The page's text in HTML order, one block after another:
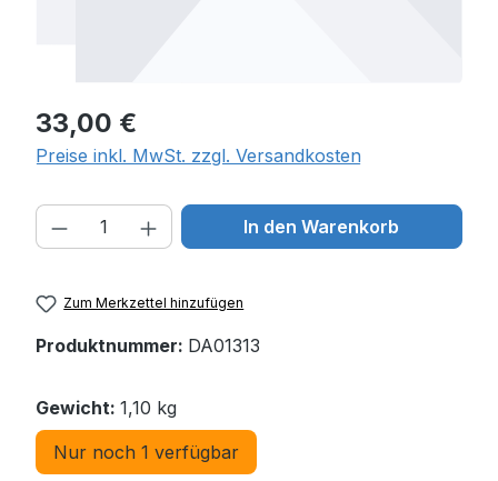
Regulärer Preis:
33,00 €
Preise inkl. MwSt. zzgl. Versandkosten
Produkt Anzahl: Gib den
In den Warenkorb
Zum Merkzettel hinzufügen
Produktnummer: DA01313
Gewicht: 1,10 kg
Nur noch 1 verfügbar